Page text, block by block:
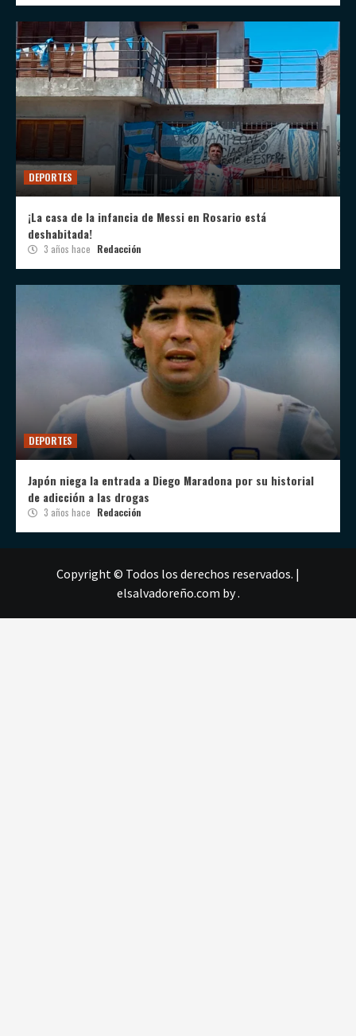
DEPORTES
¡La casa de la infancia de Messi en Rosario está
deshabitada!
3 años hace Redacción
DEPORTES
Japón niega la entrada a Diego Maradona por su historial
de adicción a las drogas
3 años hace Redacción
Copyright © Todos los derechos reservados. |
elsalvadoreño.com by .